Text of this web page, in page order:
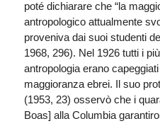
poté dichiarare che “la
antropologico attualmente
proveniva dai suoi studenti
1968, 296). Nel 1926 tutti i
antropologia erano
maggioranza ebrei. Il suo
(1953, 23) osservò che i
Boas] alla Columbia